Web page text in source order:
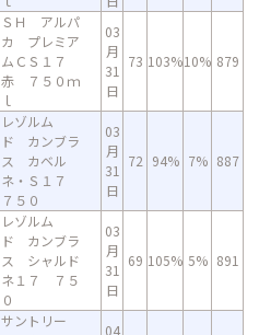
ＳＨ アルパ
カ プレミア
ムＣＳ１７
赤 ７５０ｍ
ｌ
03
月
31
日
73 103%10% 879
レゾルム
ド カンブラ
ス カベル
ネ・Ｓ１７
７５０
03
月
31
日
72 94% 7% 887
レゾルム
ド カンブラ
ス シャルド
ネ１７ ７５
０
03
月
31
日
69 105% 5% 891
サントリー
04